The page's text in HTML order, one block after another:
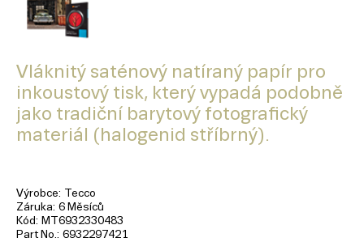
Vláknitý saténový natíraný papír pro
inkoustový tisk, který vypadá podobně
jako tradiční barytový fotografický
materiál (halogenid stříbrný).
Výrobce Tecco
Záruka 6 Měsíců
Kód
MT6932330483
Part No. 6932297421